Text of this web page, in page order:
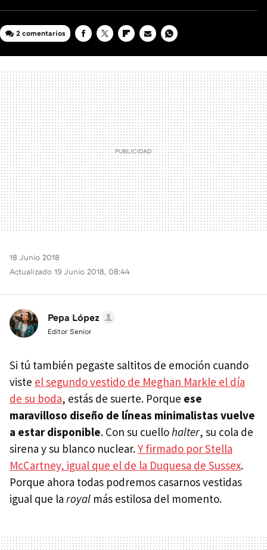
2 comentarios
18 Junio 2018
Actualizado 19 Junio 2018, 08:44
Pepa López
Editor Senior
Si tú también pegaste saltitos de emoción cuando
viste el segundo vestido de Meghan Markle el día
de su boda, estás de suerte. Porque ese
maravilloso diseño de líneas minimalistas vuelve
a estar disponible. Con su cuellohalter, su cola de
sirena y su blanco nuclear.Y firmado por Stella
McCartney, igual que el de la Duquesa de Sussex.
Porque ahora todas podremos casarnos vestidas
igual que la royal más estilosa del momento.